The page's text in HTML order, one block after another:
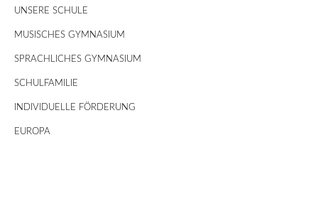
UNSERE SCHULE
MUSISCHES GYMNASIUM
SPRACHLICHES GYMNASIUM
SCHULFAMILIE
INDIVIDUELLE FÖRDERUNG
EUROPA